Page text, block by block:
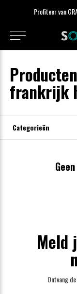
Profiteer van
frankrijk
Categorieën
Meld
Ontvang